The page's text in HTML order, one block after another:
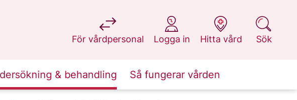
För vårdpersonal
på 1177.se
Logga in
på 1177.se
Hitta vård
på 1177.se
Sök
på 1177.se
& behandling Så fungerar vården